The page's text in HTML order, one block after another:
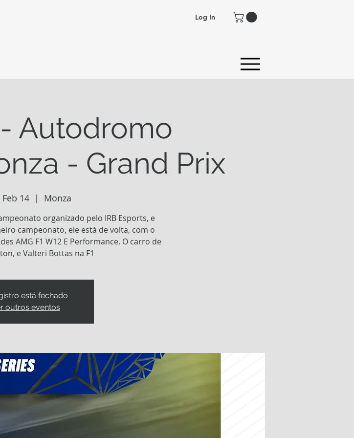
Log In
Autodromo
- Grand Prix
14
  |
Monza
organizado pelo IRB Esports, e
campeonato, ele está de volta, com o
AMG F1 W12 E Performance. O carro de
e Valteri Bottas na F1
está fechado
outros eventos